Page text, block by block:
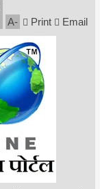
A- Print Email